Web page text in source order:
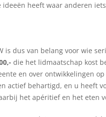
heeft waar anderen
is dus van belang voor wie
die het lidmaatschap kost
en over ontwikkelingen
actief behartigd, en u heeft
het apéritief en het eten